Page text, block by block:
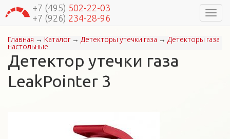
+7 (495) 502-22-03
+7 (926) 234-28-96
Вы здесь
Главная → Каталог→ Детекторы утечки газа → Детекторы газа
настольные
Детектор утечки газа
LeakPointer 3